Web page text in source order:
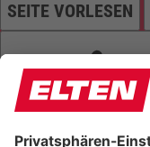
SEITE VORLESEN